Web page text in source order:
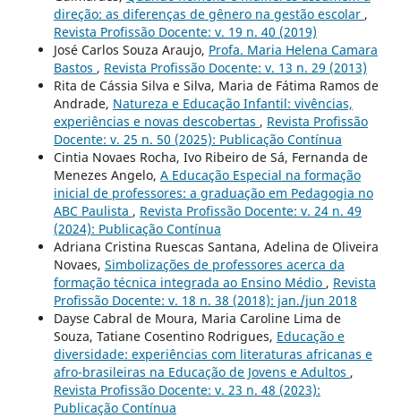
direção: as diferenças de gênero na gestão escolar ,
Revista Profissão Docente: v. 19 n. 40 (2019)
José Carlos Souza Araujo, Profa. Maria Helena Camara
Bastos , Revista Profissão Docente: v. 13 n. 29 (2013)
Rita de Cássia Silva e Silva, Maria de Fátima Ramos de
Andrade, Natureza e Educação Infantil: vivências,
experiências e novas descobertas , Revista Profissão
Docente: v. 25 n. 50 (2025): Publicação Contínua
Cintia Novaes Rocha, Ivo Ribeiro de Sá, Fernanda de
Menezes Angelo, A Educação Especial na formação
inicial de professores: a graduação em Pedagogia no
ABC Paulista , Revista Profissão Docente: v. 24 n. 49
(2024): Publicação Contínua
Adriana Cristina Ruescas Santana, Adelina de Oliveira
Novaes, Simbolizações de professores acerca da
formação técnica integrada ao Ensino Médio , Revista
Profissão Docente: v. 18 n. 38 (2018): jan./jun 2018
Dayse Cabral de Moura, Maria Caroline Lima de
Souza, Tatiane Cosentino Rodrigues, Educação e
diversidade: experiências com literaturas africanas e
afro-brasileiras na Educação de Jovens e Adultos ,
Revista Profissão Docente: v. 23 n. 48 (2023):
Publicação Contínua